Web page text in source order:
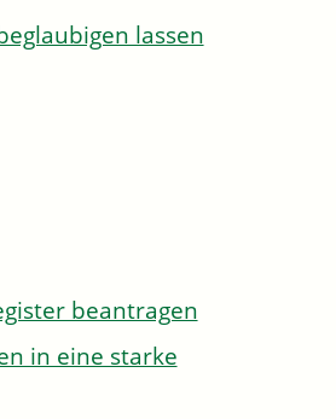
lassen
beantragen
in eine starke